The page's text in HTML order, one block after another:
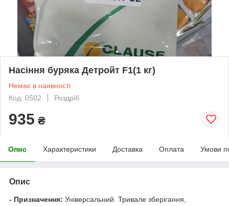
Насіння буряка Детройт F1(1 кг)
Немає в наявності
Код: 0502
Роздріб
935 ₴
Опис Характеристики Доставка Оплата Умови
Опис
- Призначення: Універсальний. Тривале зберігання,